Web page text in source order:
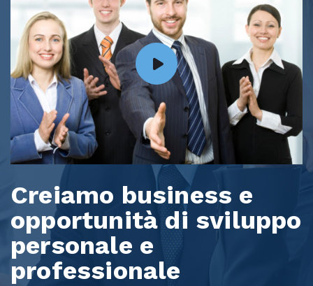
Creiamo business e
opportunità di sviluppo
personale e
professionale